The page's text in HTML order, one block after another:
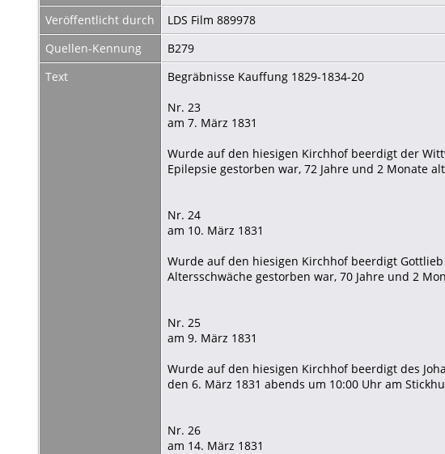
Veröffentlicht durch
LDS Film 889978
Quellen-Kennung
B279
Text
Begräbnisse Kauffung 1829-1834-20
Nr. 23
am 7. März 1831
Wurde auf den hiesigen Kirchhof beerdigt der
Epilepsie gestorben war, 72 Jahre und 2 Monate
Nr. 24
am 10. März 1831
Wurde auf den hiesigen Kirchhof beerdigt
Altersschwäche gestorben war, 70 Jahre und 2
Nr. 25
am 9. März 1831
Wurde auf den hiesigen Kirchhof beerdigt des
den 6. März 1831 abends um 10:00 Uhr am
Nr. 26
am 14. März 1831